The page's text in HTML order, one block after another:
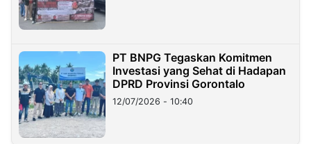
PT BNPG Tegaskan Komitmen
Investasi yang Sehat di Hadapan
DPRD Provinsi Gorontalo
12/07/2026 - 10:40